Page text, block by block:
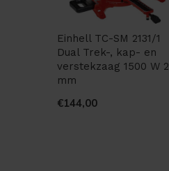
Einhell TC-SM 2131/1
Dual Trek-, kap- en
verstekzaag 1500 W
mm
€144,00